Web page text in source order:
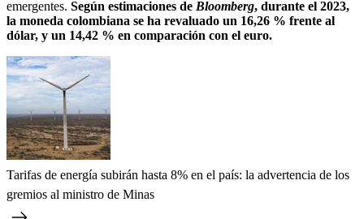
emergentes. Según estimaciones de Bloomberg, durante el 2023,
la moneda colombiana se ha revaluado un 16,26 % frente al
dólar, y un 14,42 % en comparación con el euro.
Tarifas de energía subirán hasta 8% en el país: la advertencia de los
gremios al ministro de Minas